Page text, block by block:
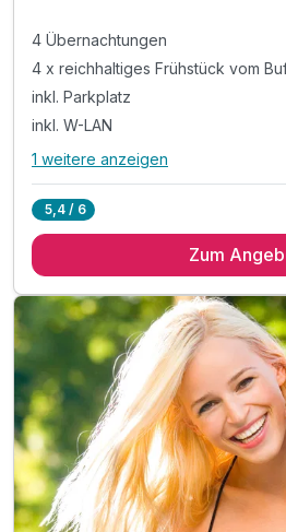
4 Übernachtungen
4 x reichhaltiges Frühstück vom
inkl. Parkplatz
inkl. W-LAN
Alle Inklusivleistungen
4 x reichhaltiges Frühstück vom
inkl. W-LAN
Familienspaß o. Zeit zu zweit -
1 weitere anzeigen
5,4 / 6
Zum